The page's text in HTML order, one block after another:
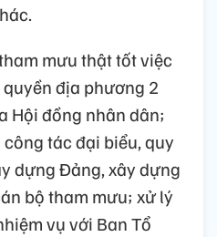
mưu thật tốt việc
địa phương 2
Hội đồng nhân dân;
tác đại biểu, quy
dựng Đảng, xây dựng
bộ tham mưu; xử lý
vụ với Ban Tổ